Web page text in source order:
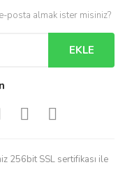
posta almak ister misiniz?
EKLE
256bit SSL sertifikası ile